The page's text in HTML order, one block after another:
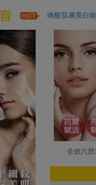
喚醒肌膚美白
全效六